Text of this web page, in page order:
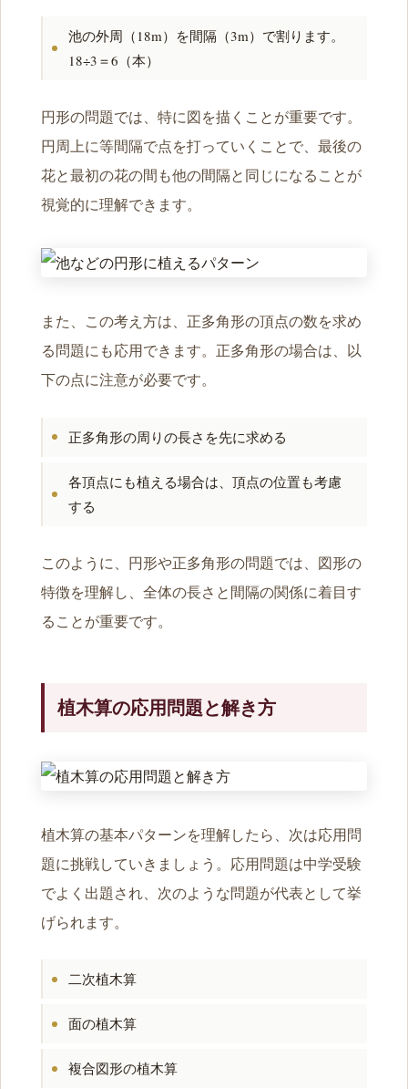
池の外周（18m）を間隔（3m）で割ります。
18÷3＝6（本）
円形の問題では、特に図を描くことが重要です。
円周上に等間隔で点を打っていくことで、最後の
花と最初の花の間も他の間隔と同じになることが
視覚的に理解できます。
また、この考え方は、正多角形の頂点の数を求め
る問題にも応用できます。正多角形の場合は、以
下の点に注意が必要です。
正多角形の周りの長さを先に求める
各頂点にも植える場合は、頂点の位置も考慮
する
このように、円形や正多角形の問題では、図形の
特徴を理解し、全体の長さと間隔の関係に着目す
ることが重要です。
植木算の応用問題と解き方
植木算の基本パターンを理解したら、次は応用問
題に挑戦していきましょう。応用問題は中学受験
でよく出題され、次のような問題が代表として挙
げられます。
二次植木算
面の植木算
複合図形の植木算